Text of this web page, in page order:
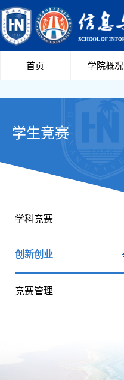
首页 学院概况
学生竞赛
学科竞赛
创新创业
竞赛管理